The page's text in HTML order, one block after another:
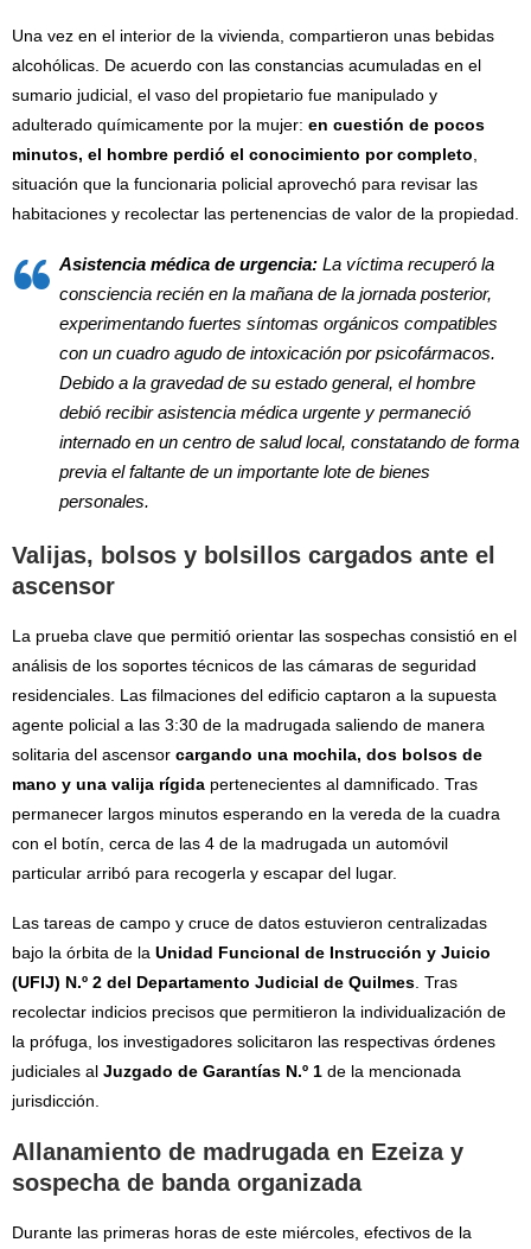
Una vez en el interior de la vivienda, compartieron unas bebidas
alcohólicas. De acuerdo con las constancias acumuladas en el
sumario judicial, el vaso del propietario fue manipulado y
adulterado químicamente por la mujer: en cuestión de pocos
minutos, el hombre perdió el conocimiento por completo
situación que la funcionaria policial aprovechó para revisar las
habitaciones y recolectar las pertenencias de valor de la propiedad.
Asistencia médica de urgencia: La víctima recuperó la
consciencia recién en la mañana de la jornada posterior,
experimentando fuertes síntomas orgánicos compatibles
con un cuadro agudo de intoxicación por psicofármacos.
Debido a la gravedad de su estado general, el hombre
debió recibir asistencia médica urgente y permaneció
internado en un centro de salud local, constatando de forma
previa el faltante de un importante lote de bienes
personales.
Valijas, bolsos y bolsillos cargados ante el
ascensor
La prueba clave que permitió orientar las sospechas consistió en el
análisis de los soportes técnicos de las cámaras de seguridad
residenciales. Las filmaciones del edificio captaron a la supuesta
agente policial a las 3:30 de la madrugada saliendo de manera
solitaria del ascensor cargando una mochila, dos bolsos de
mano y una valija rígida pertenecientes al damnificado. Tras
permanecer largos minutos esperando en la vereda de la cuadra
con el botín, cerca de las 4 de la madrugada un automóvil
particular arribó para recogerla y escapar del lugar.
Las tareas de campo y cruce de datos estuvieron centralizadas
bajo la órbita de la Unidad Funcional de Instrucción y Juicio
(UFIJ) N.º 2 del Departamento Judicial de Quilmes . Tras
recolectar indicios precisos que permitieron la individualización de
la prófuga, los investigadores solicitaron las respectivas órdenes
judiciales al Juzgado de Garantías N.º 1 de la mencionada
jurisdicción.
Allanamiento de madrugada en Ezeiza y
sospecha de banda organizada
Durante las primeras horas de este miércoles, efectivos de la